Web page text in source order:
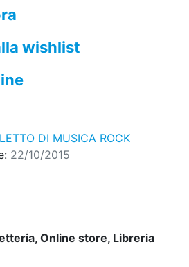
wishlist
DI MUSICA ROCK
22/10/2015
Online store, Libreria